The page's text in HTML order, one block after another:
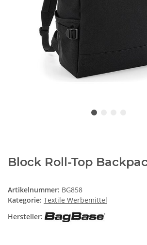
Block Roll-Top
Artikelnummer: BG858
Kategorie: Textile Werbemittel
Hersteller: